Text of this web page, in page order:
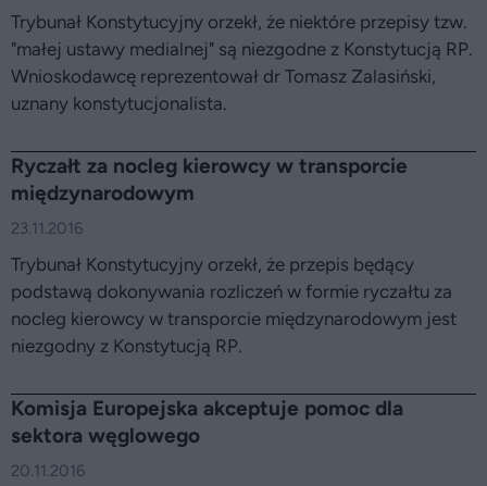
Trybunał Konstytucyjny orzekł, że niektóre przepisy tzw.
"małej ustawy medialnej" są niezgodne z Konstytucją RP.
Wnioskodawcę reprezentował dr Tomasz Zalasiński,
uznany konstytucjonalista.
Ryczałt za nocleg kierowcy w transporcie
międzynarodowym
23.11.2016
Trybunał Konstytucyjny orzekł, że przepis będący
podstawą dokonywania rozliczeń w formie ryczałtu za
nocleg kierowcy w transporcie międzynarodowym jest
niezgodny z Konstytucją RP.
Komisja Europejska akceptuje pomoc dla
sektora węglowego
20.11.2016